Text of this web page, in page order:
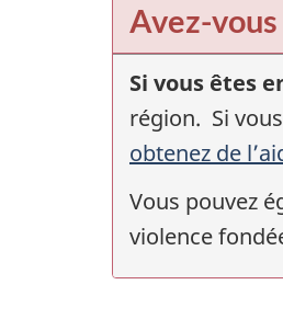
Avez-vous
Si vous êtes
région. Si
obtenez de
Vous pouvez
violence